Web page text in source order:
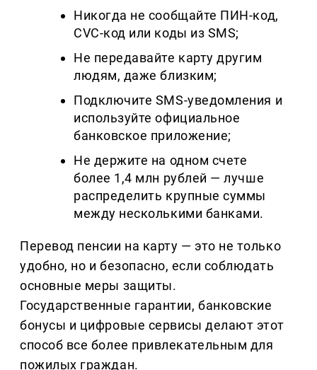
Никогда не сообщайте ПИН-код,
CVC-код или коды из SMS;
Не передавайте карту другим
людям, даже близким;
Подключите SMS-уведомления и
используйте официальное
банковское приложение;
Не держите на одном счете
более 1,4 млн рублей — лучше
распределить крупные суммы
между несколькими банками.
Перевод пенсии на карту — это не только
удобно, но и безопасно, если соблюдать
основные меры защиты.
Государственные гарантии, банковские
бонусы и цифровые сервисы делают этот
способ все более привлекательным для
пожилых граждан.